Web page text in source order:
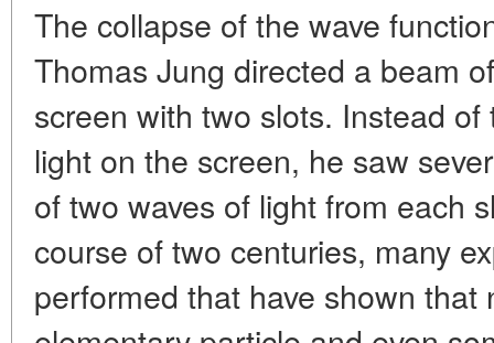
The collapse of the wave
Thomas Jung directed a beam
screen with two slots. Instead
light on the screen, he saw
of two waves of light from each
course of two centuries, many
performed that have shown